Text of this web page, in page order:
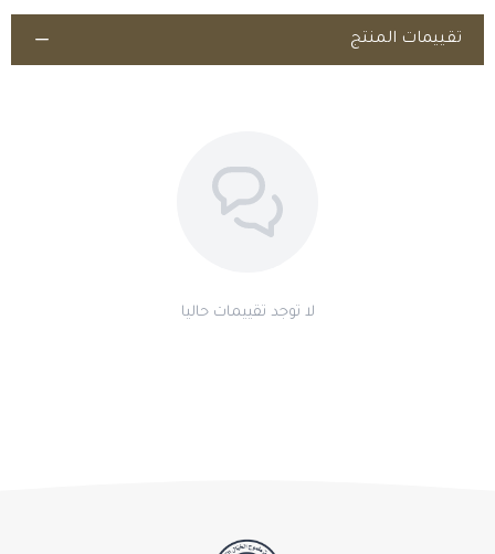
تنبيهات مهمة
مستحضر بيطري يُصرف ويُستخدم تحت إشراف الطبيب البيطري
اطلب المنتج
تقييمات المنتج
لا توجد تقييمات حاليا